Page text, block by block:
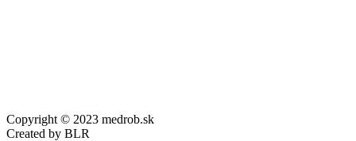
Copyright © 2023 medrob.sk
Created by BLR